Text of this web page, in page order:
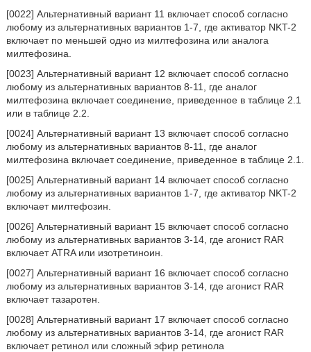
[0022] Альтернативный вариант 11 включает способ согласно
любому из альтернативных вариантов 1-7, где активатор NKT-2
включает по меньшей одно из милтефозина или аналога
милтефозина.
[0023] Альтернативный вариант 12 включает способ согласно
любому из альтернативных вариантов 8-11, где аналог
милтефозина включает соединение, приведенное в таблице 2.1
или в таблице 2.2.
[0024] Альтернативный вариант 13 включает способ согласно
любому из альтернативных вариантов 8-11, где аналог
милтефозина включает соединение, приведенное в таблице 2.1.
[0025] Альтернативный вариант 14 включает способ согласно
любому из альтернативных вариантов 1-7, где активатор NKT-2
включает милтефозин.
[0026] Альтернативный вариант 15 включает способ согласно
любому из альтернативных вариантов 3-14, где агонист RAR
включает ATRA или изотретиноин.
[0027] Альтернативный вариант 16 включает способ согласно
любому из альтернативных вариантов 3-14, где агонист RAR
включает тазаротен.
[0028] Альтернативный вариант 17 включает способ согласно
любому из альтернативных вариантов 3-14, где агонист RAR
включает ретинол или сложный эфир ретинола